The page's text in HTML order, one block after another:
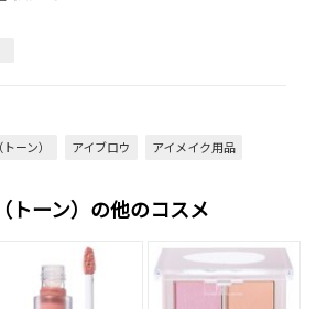
ーン） アイブロウ アイメイク用品
トーン）の他のコスメ